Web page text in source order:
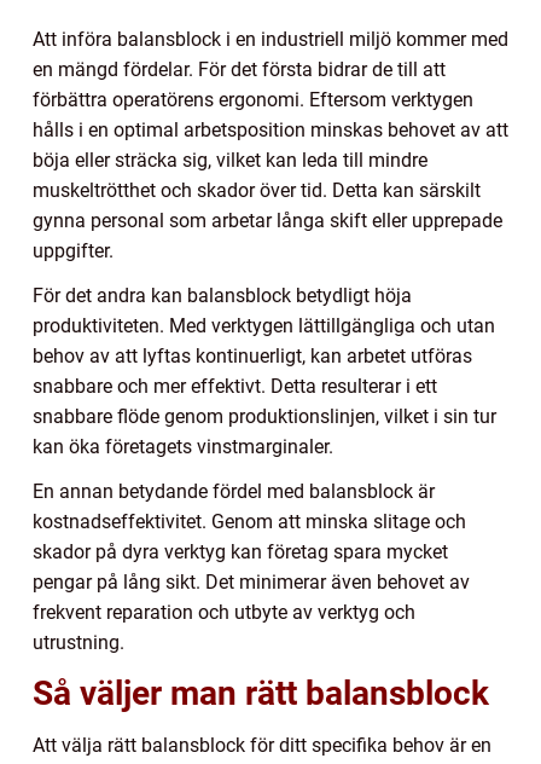
Att införa balansblock i en industriell miljö kommer med
en mängd fördelar. För det första bidrar de till att
förbättra operatörens ergonomi. Eftersom verktygen
hålls i en optimal arbetsposition minskas behovet av att
böja eller sträcka sig, vilket kan leda till mindre
muskeltrötthet och skador över tid. Detta kan särskilt
gynna personal som arbetar långa skift eller upprepade
uppgifter.
För det andra kan balansblock betydligt höja
produktiviteten. Med verktygen lättillgängliga och utan
behov av att lyftas kontinuerligt, kan arbetet utföras
snabbare och mer effektivt. Detta resulterar i ett
snabbare flöde genom produktionslinjen, vilket i sin tur
kan öka företagets vinstmarginaler.
En annan betydande fördel med balansblock är
kostnadseffektivitet. Genom att minska slitage och
skador på dyra verktyg kan företag spara mycket
pengar på lång sikt. Det minimerar även behovet av
frekvent reparation och utbyte av verktyg och
utrustning.
Så väljer man rätt balansblock
Att välja rätt balansblock för ditt specifika behov är en